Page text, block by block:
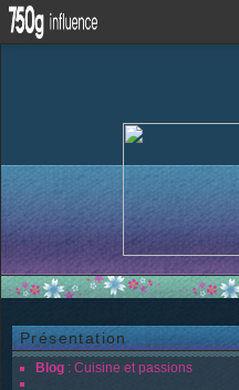
Présentation
Blog : Cuisine et passions